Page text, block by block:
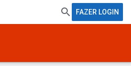
FAZER LOGIN